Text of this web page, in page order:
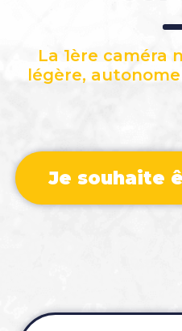
La 1ère caméra
légère,
Je souhaite